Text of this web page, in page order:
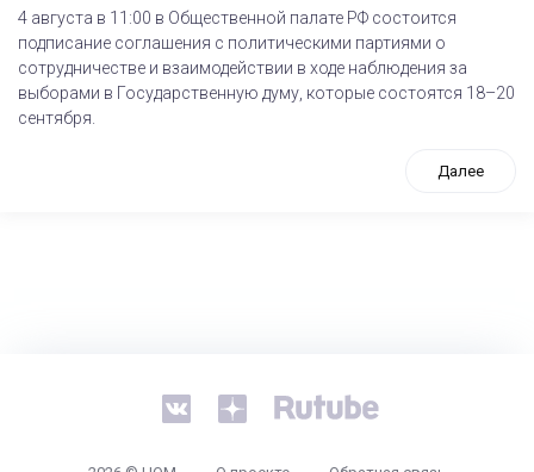
4 августа в 11:00 в Общественной палате РФ состоится
подписание соглашения с политическими партиями о
сотрудничестве и взаимодействии в ходе наблюдения за
выборами в Государственную думу, которые состоятся 18–20
сентября.
Далее